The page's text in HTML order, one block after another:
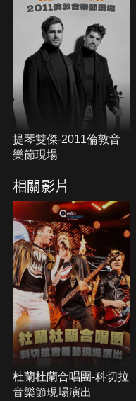
提琴雙傑-2011倫敦音
樂節現場
相關影片
杜蘭杜蘭合唱團-科切拉
音樂節現場演出